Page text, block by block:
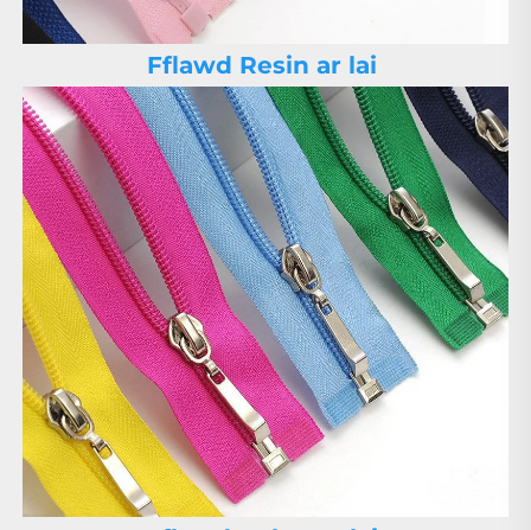
Fflawd Resin ar lai